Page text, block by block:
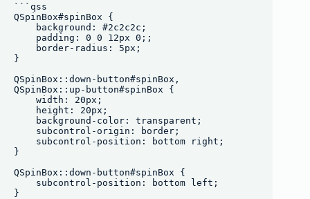
```qss
QSpinBox#spinBox {
    background: #2c2c2c;
    padding: 0 0 12px 0;;
    border-radius: 5px;
}
QSpinBox::down-button#spinBox,
QSpinBox::up-button#spinBox {
    width: 20px;
    height: 20px;
    background-color: transparent;
    subcontrol-origin: border;
    subcontrol-position: bottom right;
}
QSpinBox::down-button#spinBox {
    subcontrol-position: bottom left;
}